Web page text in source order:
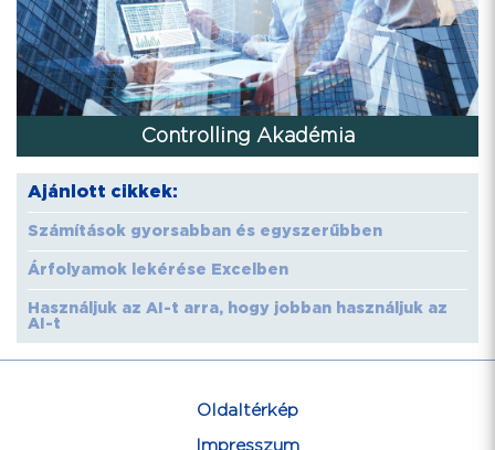
Controlling Akadémia
Ajánlott cikkek:
Számítások gyorsabban és egyszerűbben
Árfolyamok lekérése Excelben
Használjuk az AI-t arra, hogy jobban használjuk az
AI-t
Oldaltérkép
Impresszum